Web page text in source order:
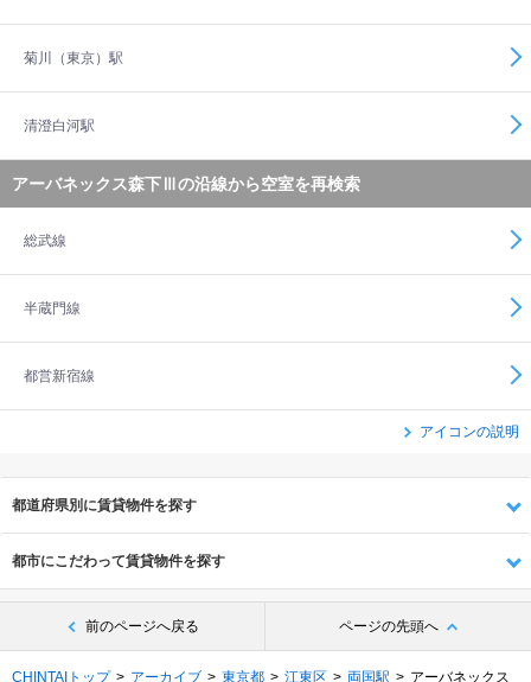
菊川（東京）駅
清澄白河駅
アーバネックス森下Ⅲの沿線から空室を再検索
総武線
半蔵門線
都営新宿線
アイコンの説明
都道府県別に賃貸物件を探す
都市にこだわって賃貸物件を探す
前のページへ戻る ページの先頭へ
CHINTAIトップ アーカイブ 東京都 江東区 両国駅 アーバネックス